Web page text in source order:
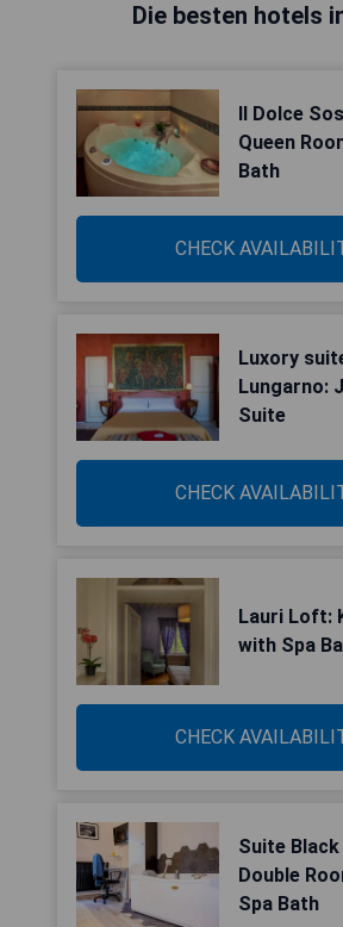
Die besten hotels
Il Dolce
Queen
Bath
CHECK
Luxory
Lungarno:
Suite
CHECK
Lauri Loft:
with Spa
CHECK
Suite
Double
Spa Bath